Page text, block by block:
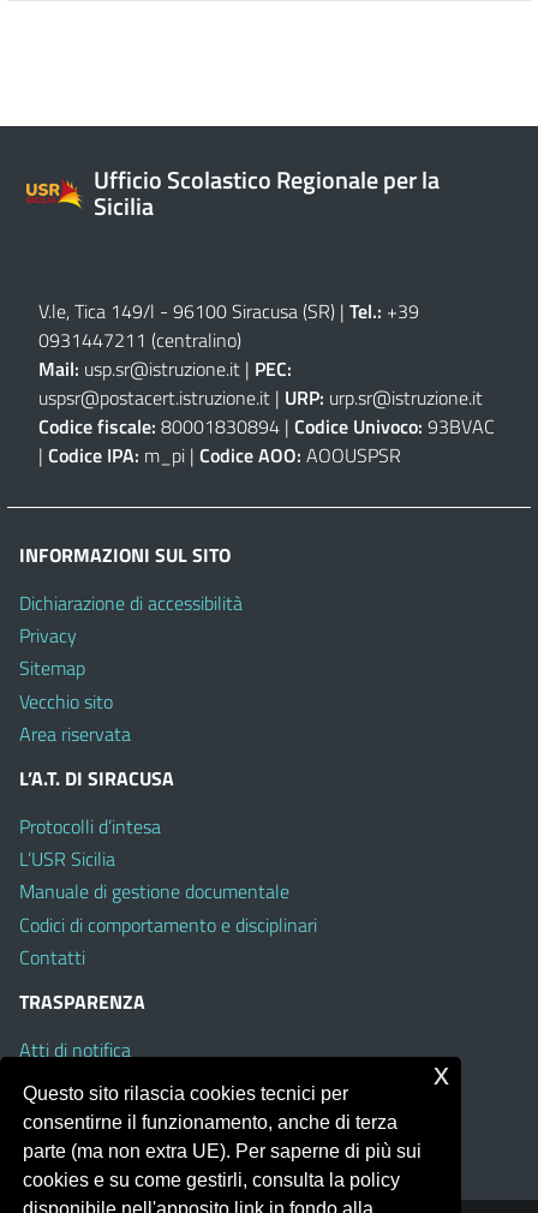
Ufficio Scolastico Regionale per la
Sicilia
V.le, Tica 149/l - 96100 Siracusa (SR) | Tel.: +39
0931447211 (centralino)
Mail: usp.sr@istruzione.it | PEC:
uspsr@postacert.istruzione.it | URP: urp.sr@istruzione.it
Codice fiscale: 80001830894 | Codice Univoco: 93BVAC
| Codice IPA: m_pi | Codice AOO: AOOUSPSR
INFORMAZIONI SUL SITO
Dichiarazione di accessibilità
Privacy
Sitemap
Vecchio sito
Area riservata
L’A.T. DI SIRACUSA
Protocolli d’intesa
L’USR Sicilia
Manuale di gestione documentale
Codici di comportamento e disciplinari
Contatti
TRASPARENZA
Atti di notifica
Albo on line
Amministrazione Trasparente
Obiettivi di Accessibilità
Questo sito rilascia cookies tecnici per
consentirne il funzionamento, anche di terza
parte (ma non extra UE). Per saperne di più sui
cookies e su come gestirli, consulta la policy
x